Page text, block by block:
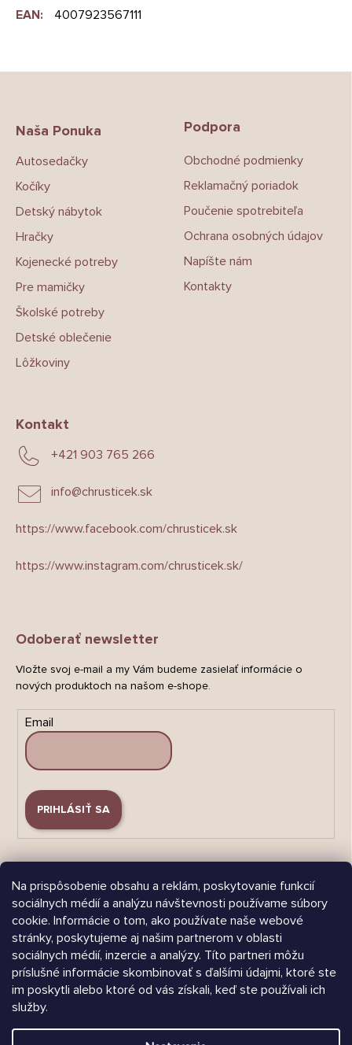
Na prispôsobenie obsahu a reklám, poskytovanie funkcií
sociálnych médií a analýzu návštevnosti používame súbory
cookie. Informácie o tom, ako používate naše webové
stránky, poskytujeme aj našim partnerom v oblasti
sociálnych médií, inzercie a analýzy. Títo partneri môžu
príslušné informácie skombinovať s ďalšími údajmi, ktoré ste
im poskytli alebo ktoré od vás získali, keď ste používali ich
služby.
EAN: 4007923567111
Naša Ponuka
Autosedačky
Kočíky
Detský nábytok
Hračky
Kojenecké potreby
Pre mamičky
Školské potreby
Detské oblečenie
Lôžkoviny
Podpora
Obchodné podmienky
Reklamačný poriadok
Poučenie spotrebiteľa
Ochrana osobných údajov
Napíšte nám
Kontakty
Kontakt
info@chrusticek.sk
+421 903 765 266
https://www.facebook.com/chrusticek.sk
https://www.instagram.com/chrusticek.sk/
Odoberať newsletter
Vložte svoj e-mail a my Vám budeme zasielať informácie o
nových produktoch na našom e-shope.
Email
PRIHLÁSIŤ SA
Árukereső.hu